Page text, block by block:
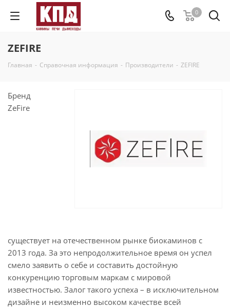
0
ZEFIRE
Главная - Справочная информация - Производители - ZEFIRE
Бренд
ZeFire
существует на отечественном рынке биокаминов с
2013 года. За это непродолжительное время он успел
смело заявить о себе и составить достойную
конкуренцию торговым маркам с мировой
известностью. Залог такого успеха – в исключительном
дизайне и неизменно высоком качестве всей